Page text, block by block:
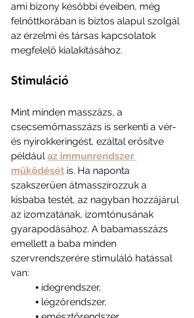
ami bizony későbbi éveiben, még
felnőttkorában is biztos alapul szolgál
az érzelmi és társas kapcsolatok
megfelelő kialakításához.
Stimuláció
Mint minden masszázs, a
csecsemőmasszázs is serkenti a vér-
és nyirokkeringést, ezáltal erősítve
például az immunrendszer
működését is. Ha naponta
szakszerűen átmasszírozzuk a
kisbaba testét, az nagyban hozzájárul
az izomzatának, izomtónusának
gyarapodásához. A babamasszázs
emellett a baba minden
szervrendszerére stimuláló hatással
van:
          ⦁ idegrendszer,
          ⦁ légzőrendszer,